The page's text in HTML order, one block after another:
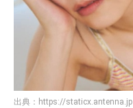
出典： https://staticx.antenna.jp